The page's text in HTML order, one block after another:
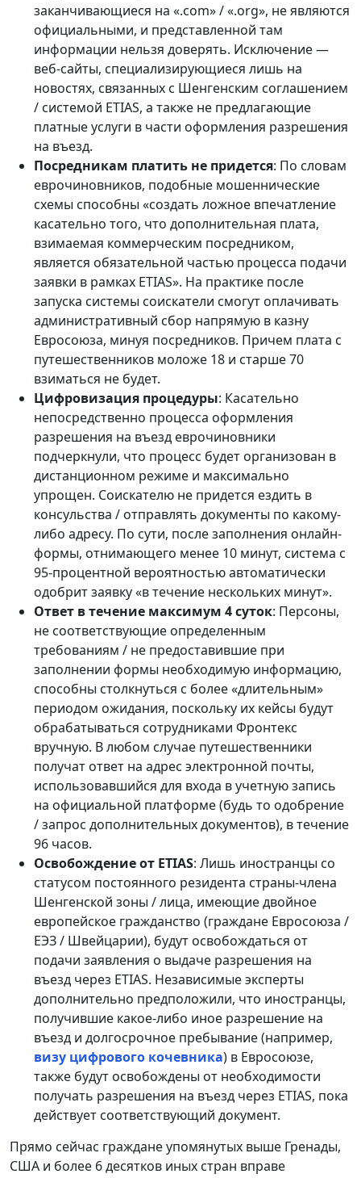
заканчивающиеся на «.com» / «.org», не являются
официальными, и представленной там
информации нельзя доверять. Исключение —
веб-сайты, специализирующиеся лишь на
новостях, связанных с Шенгенским соглашением
/ системой ETIAS, а также не предлагающие
платные услуги в части оформления разрешения
на въезд.
Посредникам платить не придется: По словам
еврочиновников, подобные мошеннические
схемы способны «создать ложное впечатление
касательно того, что дополнительная плата,
взимаемая коммерческим посредником,
является обязательной частью процесса подачи
заявки в рамках ETIAS». На практике после
запуска системы соискатели смогут оплачивать
административный сбор напрямую в казну
Евросоюза, минуя посредников. Причем плата с
путешественников моложе 18 и старше 70
взиматься не будет.
Цифровизация процедуры: Касательно
непосредственно процесса оформления
разрешения на въезд еврочиновники
подчеркнули, что процесс будет организован в
дистанционном режиме и максимально
упрощен. Соискателю не придется ездить в
консульства / отправлять документы по какому-
либо адресу. По сути, после заполнения онлайн-
формы, отнимающего менее 10 минут, система с
95-процентной вероятностью автоматически
одобрит заявку «в течение нескольких минут».
Ответ в течение максимум 4 суток: Персоны,
не соответствующие определенным
требованиям / не предоставившие при
заполнении формы необходимую информацию,
способны столкнуться с более «длительным»
периодом ожидания, поскольку их кейсы будут
обрабатываться сотрудниками Фронтекс
вручную. В любом случае путешественники
получат ответ на адрес электронной почты,
использовавшийся для входа в учетную запись
на официальной платформе (будь то одобрение
/ запрос дополнительных документов), в течение
96 часов.
Освобождение от ETIAS: Лишь иностранцы со
статусом постоянного резидента страны-члена
Шенгенской зоны / лица, имеющие двойное
европейское гражданство (граждане Евросоюза /
ЕЭЗ / Швейцарии), будут освобождаться от
подачи заявления о выдаче разрешения на
въезд через ETIAS. Независимые эксперты
дополнительно предположили, что иностранцы,
получившие какое-либо иное разрешение на
въезд и долгосрочное пребывание (например,
визу цифрового кочевника) в Евросоюзе,
также будут освобождены от необходимости
получать разрешения на въезд через ETIAS, пока
действует соответствующий документ.
Прямо сейчас граждане упомянутых выше Гренады,
США и более 6 десятков иных стран вправе